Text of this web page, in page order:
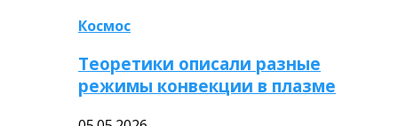
Космос
Теоретики описали разные
режимы конвекции в плазме